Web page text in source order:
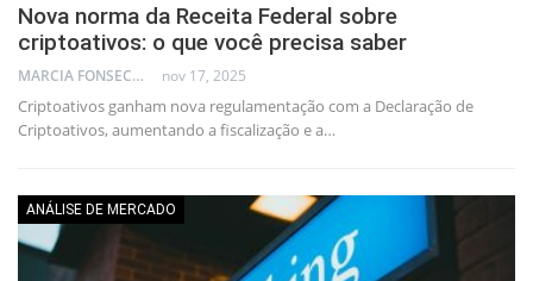
Nova norma da Receita Federal sobre
criptoativos: o que você precisa saber
MARCIA FONSECA - FINANCIAL CONSULTANT nov 17, 2025
Criptoativos ganham nova regulamentação com a Declaração de
Criptoativos, aumentando a fiscalização e a…
ANÁLISE DE MERCADO